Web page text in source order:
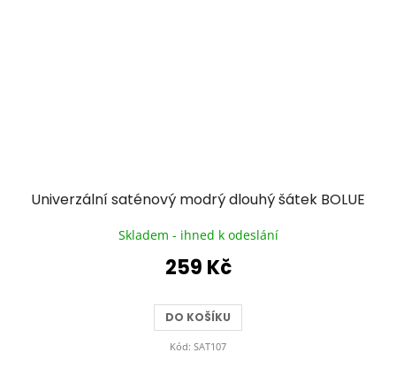
Univerzální saténový modrý dlouhý šátek BOLUE
Skladem - ihned k odeslání
259 Kč
DO KOŠÍKU
Kód: SAT107